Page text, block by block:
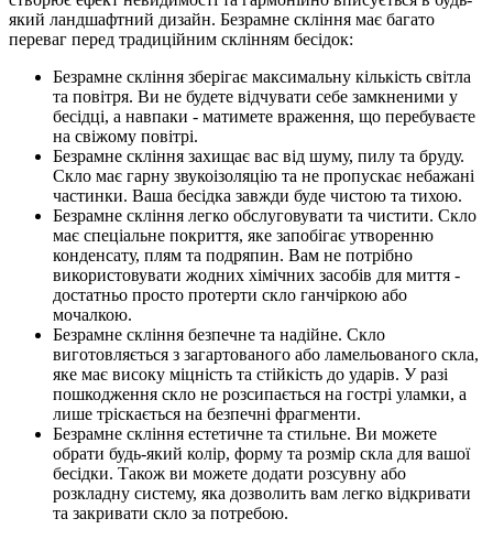
який ландшафтний дизайн. Безрамне скління має багато
переваг перед традиційним склінням бесідок:
Безрамне скління зберігає максимальну кількість світла
та повітря. Ви не будете відчувати себе замкненими у
бесідці, а навпаки - матимете враження, що перебуваєте
на свіжому повітрі.
Безрамне скління захищає вас від шуму, пилу та бруду.
Скло має гарну звукоізоляцію та не пропускає небажані
частинки. Ваша бесідка завжди буде чистою та тихою.
Безрамне скління легко обслуговувати та чистити. Скло
має спеціальне покриття, яке запобігає утворенню
конденсату, плям та подряпин. Вам не потрібно
використовувати жодних хімічних засобів для миття -
достатньо просто протерти скло ганчіркою або
мочалкою.
Безрамне скління безпечне та надійне. Скло
виготовляється з загартованого або ламельованого скла,
яке має високу міцність та стійкість до ударів. У разі
пошкодження скло не розсипається на гострі уламки, а
лише тріскається на безпечні фрагменти.
Безрамне скління естетичне та стильне. Ви можете
обрати будь-який колір, форму та розмір скла для вашої
бесідки. Також ви можете додати розсувну або
розкладну систему, яка дозволить вам легко відкривати
та закривати скло за потребою.